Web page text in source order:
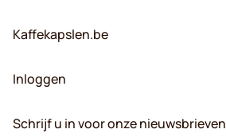
Kaffekapslen.be
Inloggen
Schrijf u in voor onze nieuwsbrieven